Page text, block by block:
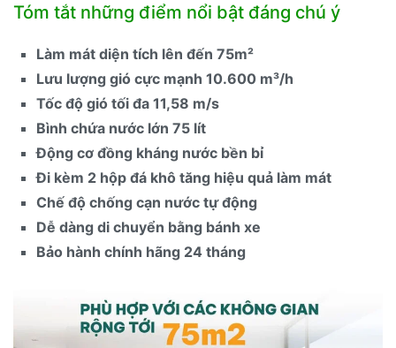
Tóm tắt những điểm nổi bật đáng chú ý
Làm mát diện tích lên đến 75m²
Lưu lượng gió cực mạnh 10.600 m³/h
Tốc độ gió tối đa 11,58 m/s
Bình chứa nước lớn 75 lít
Động cơ đồng kháng nước bền bỉ
Đi kèm 2 hộp đá khô tăng hiệu quả làm mát
Chế độ chống cạn nước tự động
Dễ dàng di chuyển bằng bánh xe
Bảo hành chính hãng 24 tháng